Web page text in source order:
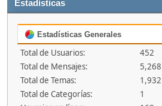
Estadísticas
Estadísticas Generales
Total de Usuarios:
452
Total de Mensajes:
5,268
Total de Temas:
1,932
Total de Categorías:
1